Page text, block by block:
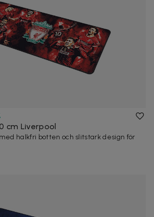
cm Liverpool
halkfri botten och slitstark design för